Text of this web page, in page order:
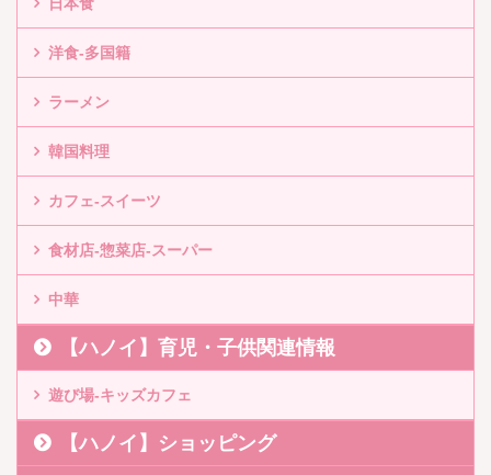
洋食-多国籍
ラーメン
韓国料理
カフェ-スイーツ
食材店-惣菜店-スーパー
中華
【ハノイ】育児・子供関連情報
遊び場-キッズカフェ
【ハノイ】ショッピング